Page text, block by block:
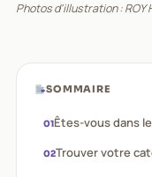
Photos d'illustration : ROY
SOMMAIRE
Êtes-vous dans
Trouver votre